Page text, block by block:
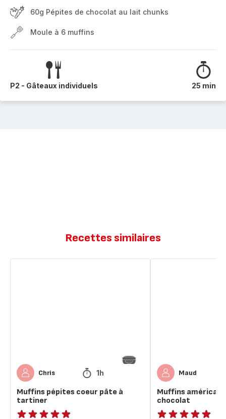
60g Pépites de chocolat au lait chunks
Moule à 6 muffins
P2 - Gâteaux individuels 25 min
Recettes similaires
Chris 1h
Muffins pépites coeur pâte à
tartiner
Maud
Muffins
chocolat